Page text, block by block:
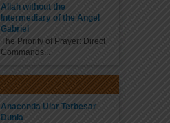
Allah without the
Intermediary of the Angel
Gabriel
The Priority of Prayer: Direct
Commands...
Anaconda Ular Terbesar
Dunia